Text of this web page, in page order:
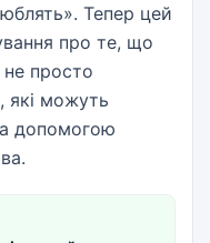
Тепер цей
про те, що
не просто
які можуть
допомогою